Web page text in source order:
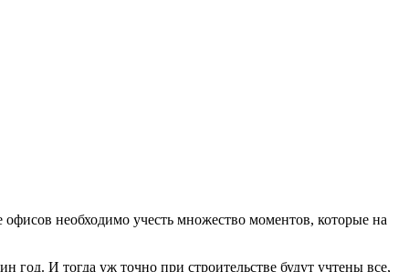
офисов необходимо учесть множество моментов, которые на
И тогда уж точно при строительстве будут учтены все,